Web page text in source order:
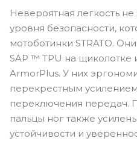
Невероятная легкость
уровня безопасности,
мотоботинки STRATO.
SAP ™ TPU на щиколотке
ArmorPlus. У них
перекрестным
переключения передач.
пальцы ног также
устойчивости и